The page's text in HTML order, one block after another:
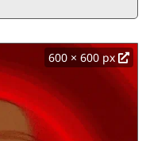
600 × 600 px